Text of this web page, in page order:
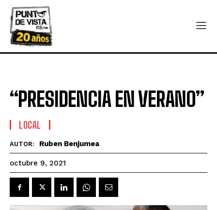
“PRESIDENCIA EN VERANO”
LOCAL
AUTOR: Ruben Benjumea
octubre 9, 2021